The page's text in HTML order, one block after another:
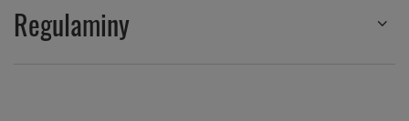
Regulaminy